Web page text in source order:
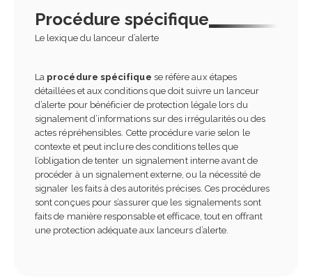
Procédure spécifique
Le lexique du lanceur d’alerte
La procédure spécifique se réfère aux étapes
détaillées et aux conditions que doit suivre un lanceur
d’alerte pour bénéficier de protection légale lors du
signalement d’informations sur des irrégularités ou des
actes répréhensibles. Cette procédure varie selon le
contexte et peut inclure des conditions telles que
l’obligation de tenter un signalement interne avant de
procéder à un signalement externe, ou la nécessité de
signaler les faits à des autorités précises. Ces procédures
sont conçues pour s’assurer que les signalements sont
faits de manière responsable et efficace, tout en offrant
une protection adéquate aux lanceurs d’alerte.